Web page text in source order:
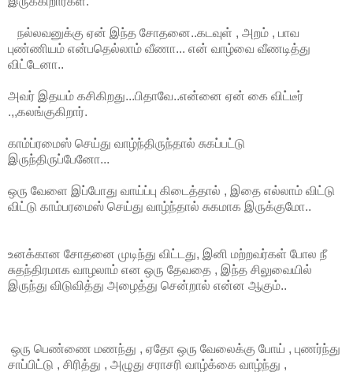
நல்லவனுக்கு ஏன் இந்த சோதனை..கடவுள் , அறம் , பாவ
புண்ணியம் என்பதெல்லாம் வீணா... என் வாழ்வை வீணடித்து
விட்டேனா..
அவர் இதயம் கசிகிறது...பிதாவே..என்னை ஏன் கை விட்டீர்
.,,கலங்குகிறார்.
காம்ப்ரமைஸ் செய்து வாழ்ந்திருந்தால் சுகப்பட்டு
இருந்திருப்பேனோ...
ஒரு வேளை இப்போது வாய்ப்பு கிடைத்தால் , இதை எல்லாம் விட்டு
விட்டு காம்பரமைஸ் செய்து வாழ்ந்தால் சுகமாக இருக்குமோ..
உனக்கான சோதனை முடிந்து விட்டது, இனி மற்றவர்கள் போல நீ
சுதந்திரமாக வாழலாம் என ஒரு தேவதை , இந்த சிலுவையில்
இருந்து விடுவித்து அழைத்து சென்றால் என்ன ஆகும்..
ஒரு பெண்ணை மணந்து , ஏதோ ஒரு வேலைக்கு போய் , புணர்ந்து
சாப்பிட்டு , சிரித்து , அழுது சராசரி வாழ்க்கை வாழ்ந்து ,